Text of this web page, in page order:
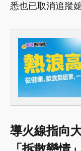
悉也已取消追蹤
導火線指向